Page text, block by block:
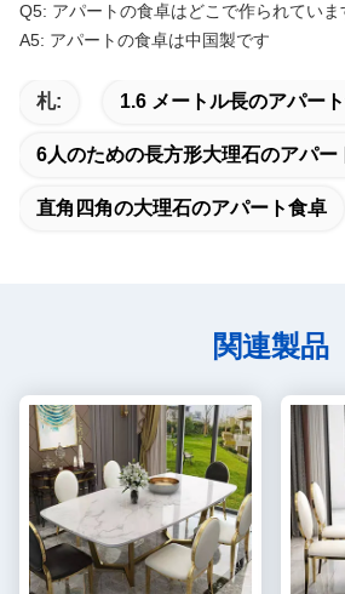
Q5: アパートの食卓はどこで作られていま
A5: アパートの食卓は中国製です
札: 1.6 メートル長のアパー
6人のための長方形大理石のアパー
直角四角の大理石のアパート食卓
関連製品